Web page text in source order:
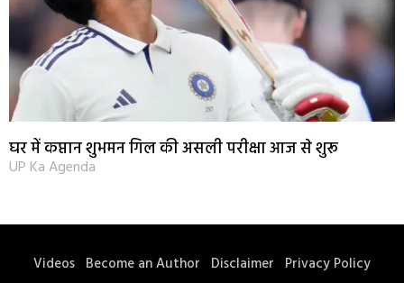
घर में कप्तान शुभमन गिल की असली परीक्षा आज से शुरू
UP Ka Agenda
Videos Become an Author Disclaimer Privacy Policy